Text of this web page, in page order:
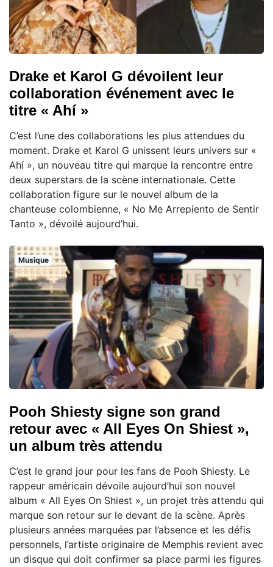
Drake et Karol G dévoilent leur
collaboration événement avec le
titre « Ahí »
C’est l’une des collaborations les plus attendues du
moment. Drake et Karol G unissent leurs univers sur «
Ahí », un nouveau titre qui marque la rencontre entre
deux superstars de la scène internationale. Cette
collaboration figure sur le nouvel album de la
chanteuse colombienne, « No Me Arrepiento de Sentir
Tanto », dévoilé aujourd’hui.
Musique
Pooh Shiesty signe son grand
retour avec « All Eyes On Shiest »,
un album très attendu
C’est le grand jour pour les fans de Pooh Shiesty. Le
rappeur américain dévoile aujourd’hui son nouvel
album « All Eyes On Shiest », un projet très attendu qui
marque son retour sur le devant de la scène. Après
plusieurs années marquées par l’absence et les défis
personnels, l’artiste originaire de Memphis revient avec
un disque qui doit confirmer sa place parmi les figures